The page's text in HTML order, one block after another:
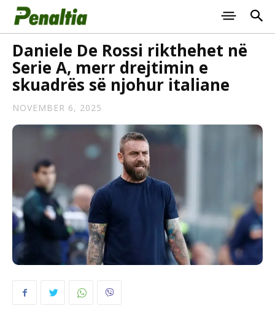
Daniele De Rossi rikthehet në
Serie A, merr drejtimin e
skuadrës së njohur italiane
NOVEMBER 6, 2025